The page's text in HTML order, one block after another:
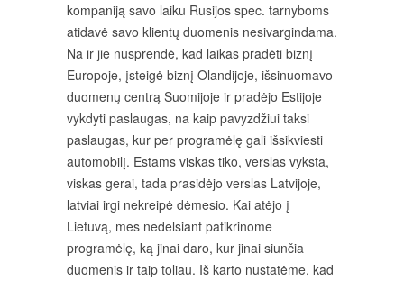
kompaniją savo laiku Rusijos spec. tarnyboms
atidavė savo klientų duomenis nesivargindama.
Na ir jie nusprendė, kad laikas pradėti biznį
Europoje, įsteigė biznį Olandijoje, išsinuomavo
duomenų centrą Suomijoje ir pradėjo Estijoje
vykdyti paslaugas, na kaip pavyzdžiui taksi
paslaugas, kur per programėlę gali išsikviesti
automobilį. Estams viskas tiko, verslas vyksta,
viskas gerai, tada prasidėjo verslas Latvijoje,
latviai irgi nekreipė dėmesio. Kai atėjo į
Lietuvą, mes nedelsiant patikrinome
programėlę, ką jinai daro, kur jinai siunčia
duomenis ir taip toliau. Iš karto nustatėme, kad